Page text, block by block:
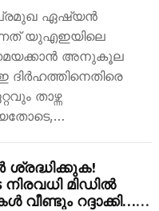
പ്രമുഖ ഏഷ്യൻ
യുഎഇയിലെ
അനുകൂല
താഴ്ന്ന
ശ്രദ്ധിക്കുക!
മിഡിൽ
റദ്ദാക്കി…